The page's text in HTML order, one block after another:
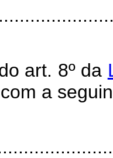
art. 8º da
a